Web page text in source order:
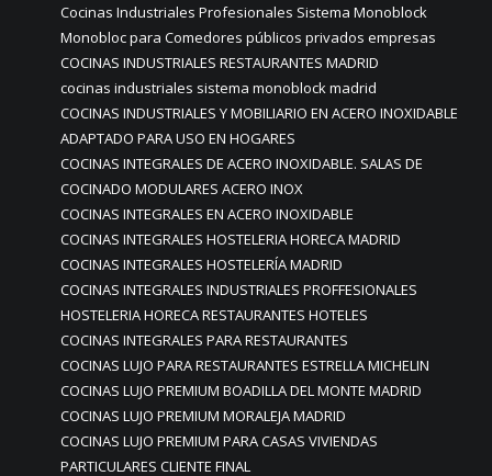
Cocinas Industriales Profesionales Sistema Monoblock
Monobloc para Comedores públicos privados empresas
COCINAS INDUSTRIALES RESTAURANTES MADRID
cocinas industriales sistema monoblock madrid
COCINAS INDUSTRIALES Y MOBILIARIO EN ACERO INOXIDABLE
ADAPTADO PARA USO EN HOGARES
COCINAS INTEGRALES DE ACERO INOXIDABLE. SALAS DE
COCINADO MODULARES ACERO INOX
COCINAS INTEGRALES EN ACERO INOXIDABLE
COCINAS INTEGRALES HOSTELERIA HORECA MADRID
COCINAS INTEGRALES HOSTELERÍA MADRID
COCINAS INTEGRALES INDUSTRIALES PROFFESIONALES
HOSTELERIA HORECA RESTAURANTES HOTELES
COCINAS INTEGRALES PARA RESTAURANTES
COCINAS LUJO PARA RESTAURANTES ESTRELLA MICHELIN
COCINAS LUJO PREMIUM BOADILLA DEL MONTE MADRID
COCINAS LUJO PREMIUM MORALEJA MADRID
COCINAS LUJO PREMIUM PARA CASAS VIVIENDAS
PARTICULARES CLIENTE FINAL